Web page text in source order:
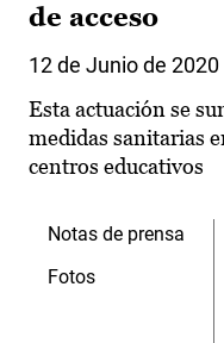
de acceso
12 de Junio de 2020
Esta actuación se
medidas sanitarias
centros educativos
Notas de prensa
Fotos